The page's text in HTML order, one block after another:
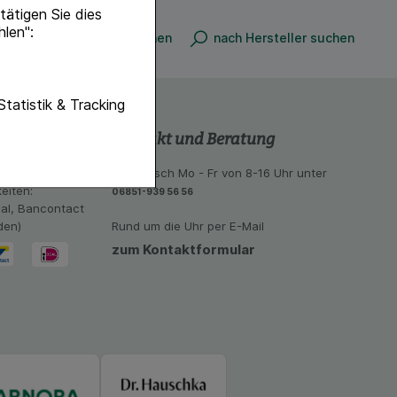
Sie dies
unserer
an bevorzugte
es uns auch
zu betreiben.
Nutzung
können, den
& Tracking
nach Produkt suchen nach Hersteller suchen
Bancontact
Kontakt und Beratung
telefonisch Mo - Fr von 8-16 Uhr unter
06851-939 56 56
Rund um die Uhr per E-Mail
zum Kontaktformular